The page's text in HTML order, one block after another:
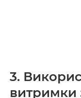
3.
витримки